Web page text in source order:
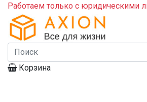
Работаем только с юридическими
Корзина